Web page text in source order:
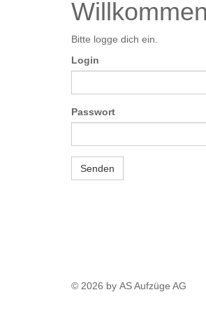
Bitte logge dich ein.
Login
Passwort
Senden
© 2026 by AS Aufzüge AG